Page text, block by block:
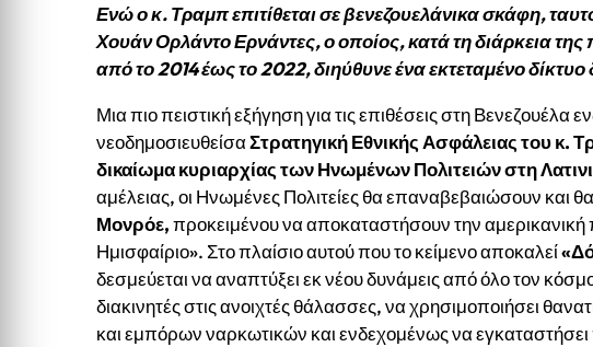
Ενώ ο κ. Τραμπ επιτίθεται σε βενεζουελάνικα σκάφη,
Χουάν Ορλάντο Ερνάντες,ο οποίος, κατά τη διάρκεια
από το 2014 έως το 2022, διηύθυνε ένα εκτεταμένο
Μια πιο πειστική εξήγηση για τις επιθέσεις στη Βενεζουέλα
νεοδημοσιευθείσαΣτρατηγική Εθνικής Ασφάλειας του κ.
δικαίωμα κυριαρχίας των Ηνωμένων Πολιτειών στη
αμέλειας, οι Ηνωμένες Πολιτείες θα επαναβεβαιώσουν και
Μονρόε,προκειμένου να αποκαταστήσουν την
Ημισφαίριο». Στο πλαίσιο αυτού που το κείμενο αποκαλεί
δεσμεύεται να αναπτύξει εκ νέου δυνάμεις από όλο τον
διακινητές στις ανοιχτές θάλασσες, να χρησιμοποιήσει
και εμπόρων ναρκωτικών και ενδεχομένως να